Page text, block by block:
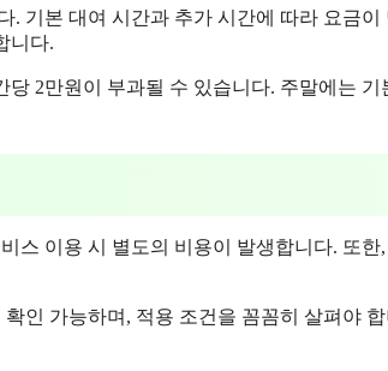
. 기본 대여 시간과 추가 시간에 따라 요금
니다.
2만원이 부과될 수 있습니다. 주말에는
스 이용 시 별도의 비용이 발생합니다. 또한
인 가능하며, 적용 조건을 꼼꼼히 살펴야